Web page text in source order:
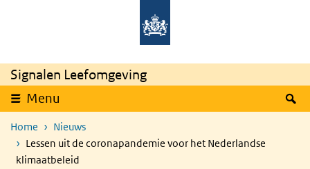
Overslaan en naar de inhoud gaan
Signalen Leefomgeving
Menu
Home
Nieuws
Lessen uit de coronapandemie voor het Nederlandse
klimaatbeleid